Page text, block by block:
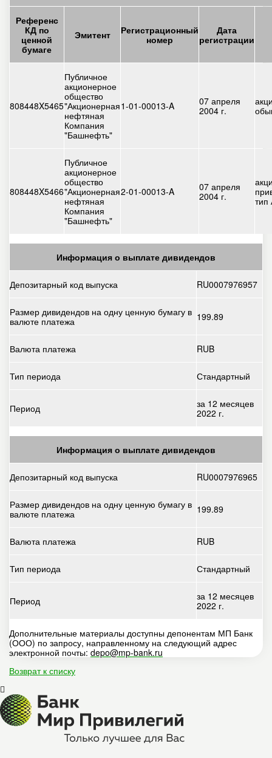
Референс
КД по
ценной
бумаге
Эмитент
Регистрационный
номер
Дата
регистрации
808448X5465
Публичное
акционерное
общество
"Акционерная
нефтяная
Компания
"Башнефть"
1-01-00013-A
07 апреля
2004 г.
808448X5466
Публичное
акционерное
общество
"Акционерная
нефтяная
Компания
"Башнефть"
2-01-00013-A
07 апреля
2004 г.
тип
Информация о выплате дивидендов
Депозитарный код выпуска RU0007976957
Размер дивидендов на одну ценную бумагу в
валюте платежа
199.89
Валюта платежа RUB
Тип периода Стандартный
Период
за 12 месяцев
2022 г.
Информация о выплате дивидендов
Депозитарный код выпуска RU0007976965
Размер дивидендов на одну ценную бумагу в
валюте платежа
199.89
Валюта платежа RUB
Тип периода Стандартный
Период
за 12 месяцев
2022 г.
Дополнительные материалы доступны депонентам МП Банк
(ООО) по запросу, направленному на следующий адрес
электронной почты: depo@mp-bank.ru
Возврат к списку